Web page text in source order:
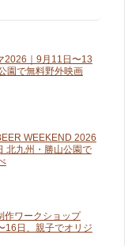
2026｜9月11日〜13
園で無料野外映画
WEEKEND 2026
北九州・勝山公園で
作ワークショップ
16日、親子でオリジ